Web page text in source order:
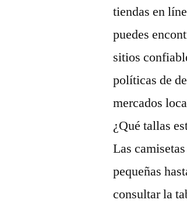
tiendas en
puedes
sitios
políticas de
mercados
¿Qué tallas
Las
pequeñas
consultar la